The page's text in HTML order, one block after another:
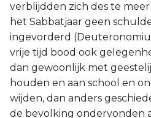
verblijdden zich des te
het Sabbatjaar geen
ingevorderd
vrije tijd bood ook
dan gewoonlijk met
houden en aan school en
wijden, dan anders
de bevolking ondervonden